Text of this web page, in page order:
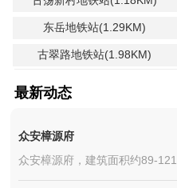
东岳地铁站(1.29KM)
古翠路地铁站(1.98KM)
最新动态
众安樟源府
众安樟源府，建筑面积约89-